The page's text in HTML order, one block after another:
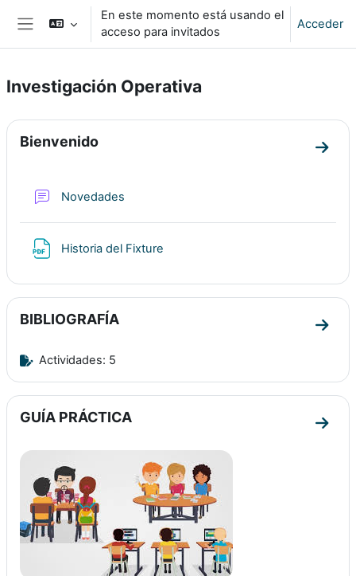
Salta al contenido principal
Panel lateral
En este momento está usando el
acceso para invitados
Acceder
Investigación Operativa
Perfilado de sección
Bienvenido
Ir a
Novedades
Historia del Fixture
BIBLIOGRAFÍA
Ir a
Actividades: 5
GUÍA PRÁCTICA
Ir a